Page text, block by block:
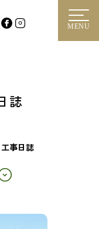
MENU
誌
工事日誌